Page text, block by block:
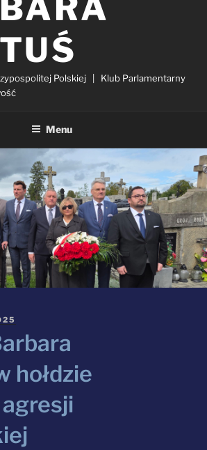
Polskiej | Klub Parlamentarny
Menu
hołdzie